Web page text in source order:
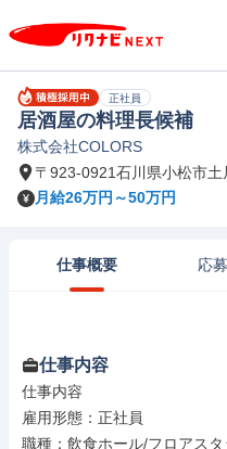
正社員
居酒屋の料理長候補
株式会社COLORS
〒923-0921石川県小松市土
月給26万円～50万円
仕事概要 応
仕事内容
仕事内容
雇用形態：正社員
職種：飲食ホール/フロアス